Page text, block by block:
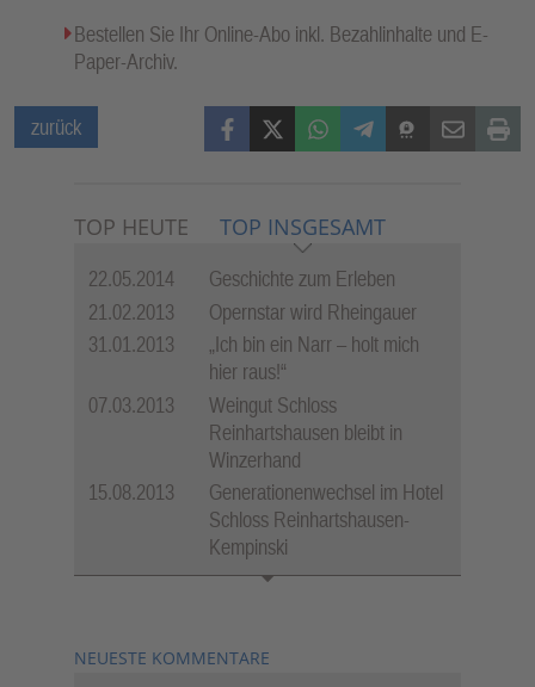
Bestellen Sie Ihr Online-Abo inkl. Bezahlinhalte und E-
Paper-Archiv.
zurück FacebookX (Twitter)WhatsAppTelegramThreemaMail Print
TOP HEUTE TOP INSGESAMT
22.05.2014
Geschichte zum Erleben
21.02.2013
Opernstar wird Rheingauer
31.01.2013
„Ich bin ein Narr – holt mich
hier raus!“
07.03.2013
Weingut Schloss
Reinhartshausen bleibt in
Winzerhand
15.08.2013
Generationenwechsel im Hotel
Schloss Reinhartshausen-
Kempinski
NEUESTE KOMMENTARE